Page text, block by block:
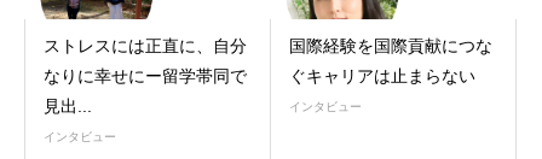
ストレスには正直に、自分
なりに幸せにー留学帯同で
見出...
インタビュー
国際経験を国際貢献につな
ぐキャリアは止まらない
インタビュー